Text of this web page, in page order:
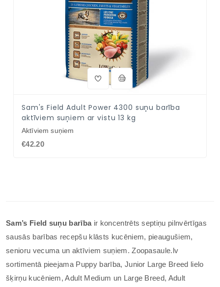
Sam's Field Adult Power 4300 suņu barība
aktīviem suņiem ar vistu 13 kg
Aktīviem suņiem
€42.20
Sam’s Field suņu barībair koncentrēts septiņu pilnvērtīgas
sausās barības recepšu klāsts kucēniem, pieaugušiem,
senioru vecuma un aktīviem suņiem. Zoopasaule.lv
sortimentā pieejama Puppy barība, Junior Large Breed lielo
šķirņu kucēniem, Adult Medium un Large Breed, Adult